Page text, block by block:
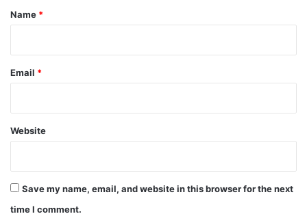
*
Name *
Email *
Website
Save my name, email, and website in this browser for the next
time I comment.